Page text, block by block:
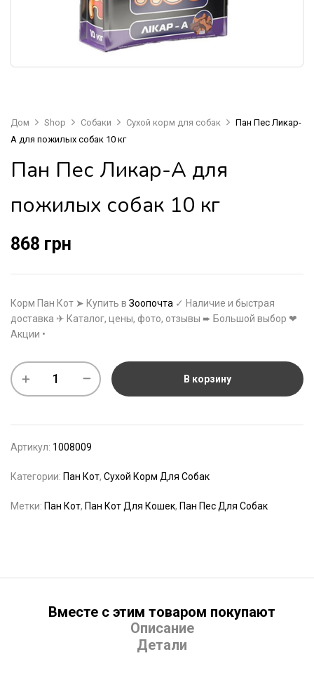
Дом Shop Собаки Сухой корм для собак
Пан Пес Ликар-
А для пожилых собак 10 кг
Пан Пес Ликар-А для
пожилых собак 10 кг
868 грн
Корм Пан Кот ➤ Купить в Зоопочта ✓ Наличие и быстрая
доставка ✈ Каталог, цены, фото, отзывы ➨ Большой выбор ❤
Акции •
В корзину
Артикул: 1008009
Категории: Пан Кот, Сухой Корм Для Собак
Метки: Пан Кот, Пан Кот Для Кошек, Пан Пес Для Собак
Вместе с этим товаром покупают
Описание
Детали